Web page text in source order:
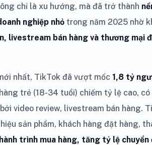
chỉ là xu hướng, mà đã trở thành
nghiệp nhỏ trong năm 2025 nhờ
livestream bán hàng và thương mại
nhất, TikTok đã vượt mốc 1,8 tỷ
trẻ (18-34 tuổi) chiếm tỷ lệ cao, có
video review, livestream bán hàng.
sản phẩm, khách hàng đặt hàng,
trình mua hàng, tăng tỷ lệ chuyển